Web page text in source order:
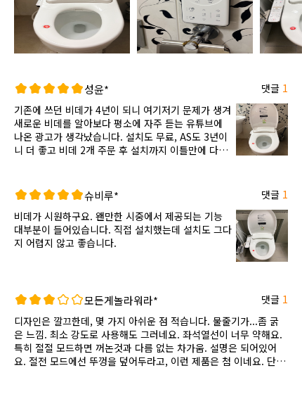
성윤* 댓글 1
기존에 쓰던 비데가 4년이 되니 여기저기 문제가 생겨
새로운 비데를 알아보다 평소에 자주 듣는 유튜브에
나온 광고가 생각났습니다. 설치도 무료, AS도 3년이
니 더 좋고 비데 2개 주문 후 설치까지 이틀만에 다
슈비루* 댓글 1
비데가 시원하구요. 왠만한 시중에서 제공되는 기능
대부분이 들어있습니다. 직접 설치했는데 설치도 그다
지 어렵지 않고 좋습니다.
모든게놀라워라* 댓글 1
디자인은 깔끄한데, 몇 가지 아쉬운 점 적습니다. 물줄기가...좀 굵
은 느낌. 최소 강도로 사용해도 그러네요. 좌석열선이 너무 약해요.
특히 절절 모드하면 꺼논것과 다름 없는 차가움. 설명은 되어있어
요. 절전 모드에선 뚜껑을 덮어두라고, 이런 제품은 첨 이네요. 단